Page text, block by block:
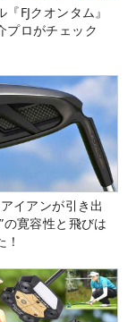
FJクオンタム』
プロがチェック
アイアンが引き出
の寛容性と飛びは